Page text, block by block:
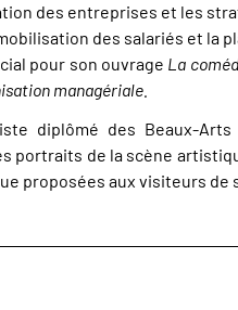
des entreprises et les
des salariés et la
pour son ouvrage La
managériale.
diplômé des Beaux-
portraits de la scène
proposées aux visiteurs de